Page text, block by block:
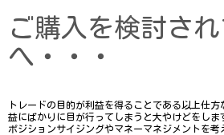
ご購入を検討さ
へ・・・
トレードの目的が利益を得ることである以上仕方
益にばかりに目が行ってしまうと大やけどをしま
ポジションサイジングやマネーマネジメントを